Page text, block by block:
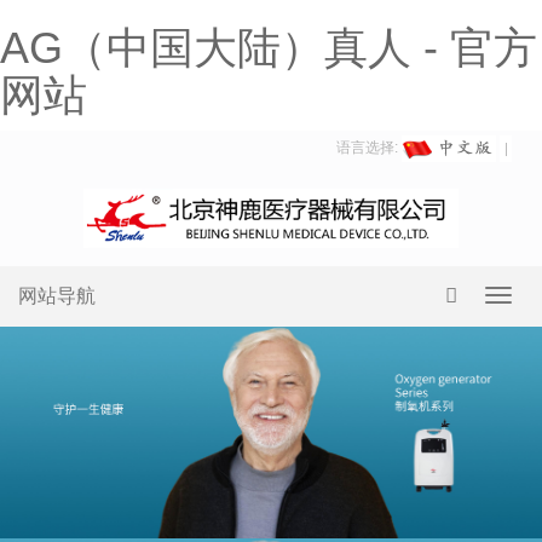
AG（中国大陆）真人 - 官方
网站
语言选择:
网站导航